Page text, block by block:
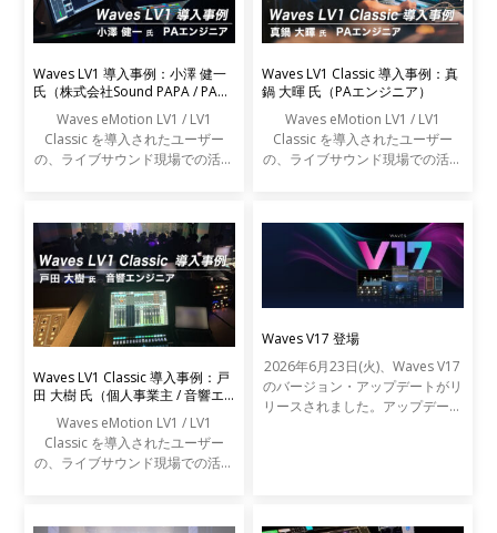
Waves LV1 導入事例：小澤 健一
氏（株式会社Sound PAPA / PAエ
Waves eMotion LV1 / LV1
Classic を導入されたユーザー
の、ライブサウンド現場での活用
Waves LV1 Classic 導入事例：真
鍋 大暉 氏（PAエンジニア）
Waves eMotion LV1 / LV1
Classic を導入されたユーザー
の、ライブサウンド現場での活用
Waves LV1 Classic 導入事例：戸
田 大樹 氏（個人事業主 / 音響エ
Waves eMotion LV1 / LV1
Classic を導入されたユーザー
の、ライブサウンド現場での活用
Waves V17 登場
2026年6月23日(火)、Waves V17
のバージョン・アップデートがリ
リースされました。アップデート